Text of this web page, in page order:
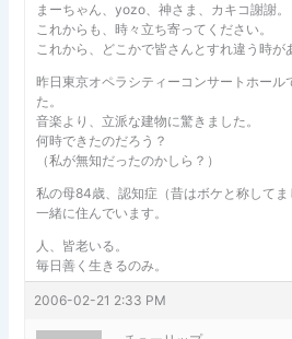
まーちゃん、yozo、神さま、カキコ謝謝。
これからも、時々立ち寄ってください。
これから、どこかで皆さんとすれ違う時が
昨日東京オペラシティーコンサートホール
た。
音楽より、立派な建物に驚きました。
何時できたのだろう？
（私が無知だったのかしら？）
私の母84歳、認知症（昔はボケと称してま
一緒に住んでいます。
人、皆老いる。
毎日善く生きるのみ。
2006-02-21 2:33 PM